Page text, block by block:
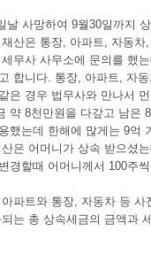
날 사망하여 9월30일까지
산은 통장, 아파트, 자동
무사 사무소에 문의를 했
합니다. 통장, 아파트, 자
은 경우 법무사와 만나서
약 8천만원을 다갚고 남은
했는데 한해에 많게는 9억
은 어머니가 상속 받으셨
경할때 어머니께서 100주
파트와 통장, 자동차 등
는 총 상속세금의 금액과